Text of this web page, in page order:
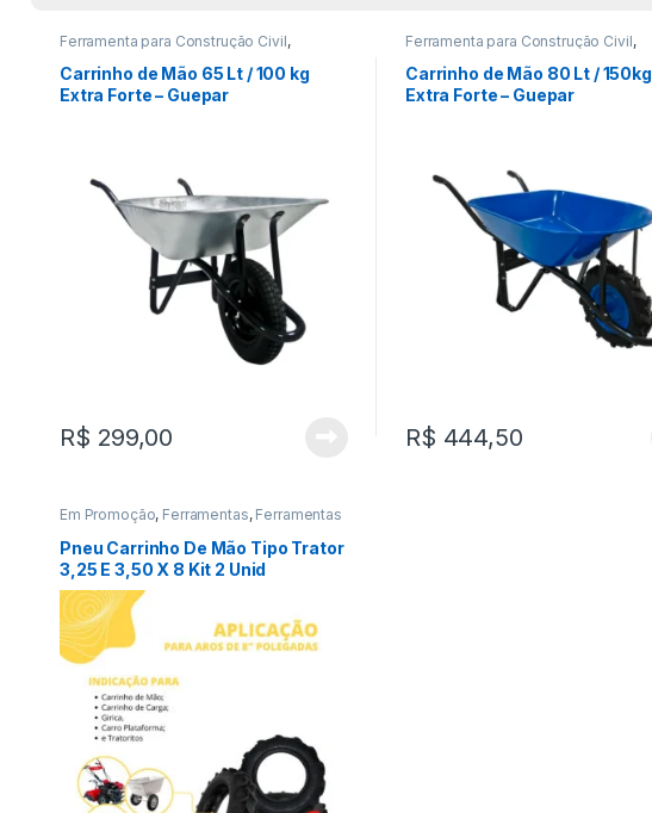
Ferramenta para Construção Civil,
Ferramentas de Transporte
Carrinho de Mão 65 Lt / 100 kg
Extra Forte – Guepar
R$ 299,00
Ferramenta para Construção Civil,
Ferramentas de Transporte
Carrinho de Mão 80 Lt / 150kg
Extra Forte – Guepar
R$ 444,50
Em Promoção, Ferramentas, Ferramentas
de Transporte
Pneu Carrinho De Mão Tipo Trator
3,25 E 3,50 X 8 Kit 2 Unid